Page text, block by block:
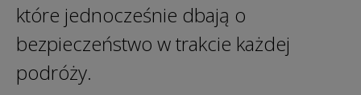
które jednocześnie dbają o
bezpieczeństwo w trakcie każdej
podróży.